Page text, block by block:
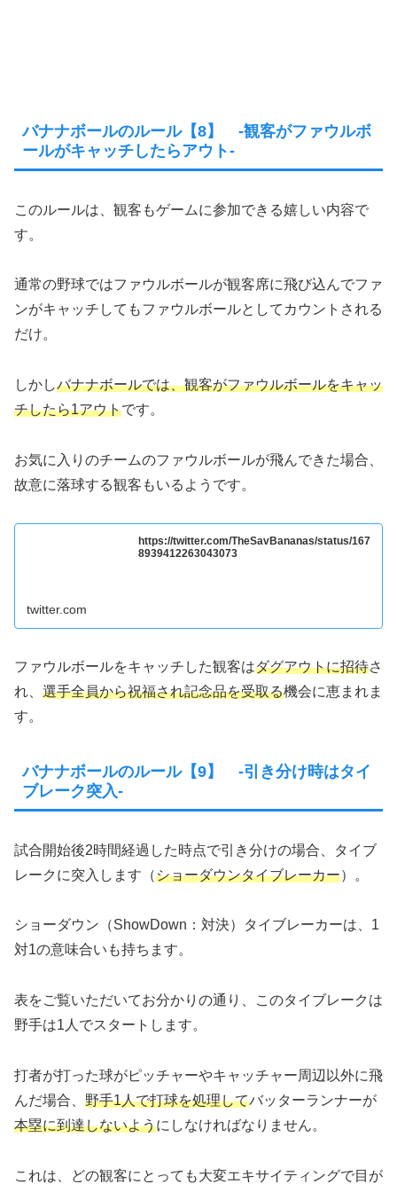
バナナボールのルール【8】 -観客がファウルボ
ールがキャッチしたらアウト-
このルールは、観客もゲームに参加できる嬉しい内容で
す。
通常の野球ではファウルボールが観客席に飛び込んでファ
ンがキャッチしてもファウルボールとしてカウントされる
だけ。
しかしバナナボールでは、観客がファウルボールをキャッ
チしたら1アウトです。
お気に入りのチームのファウルボールが飛んできた場合、
故意に落球する観客もいるようです。
https://twitter.com/TheSavBananas/status/167
8939412263043073
twitter.com
ファウルボールをキャッチした観客はダグアウトに招待さ
れ、 選手全員から祝福され記念品を受取る機会に恵まれま
す。
バナナボールのルール【9】 -引き分け時はタイ
ブレーク突入-
試合開始後2時間経過した時点で引き分けの場合、タイブ
レークに突入します（ショーダウンタイブレーカー）。
ショーダウン（ShowDown：対決）タイブレーカーは、1
対1の意味合いも持ちます。
表をご覧いただいてお分かりの通り、このタイブレークは
野手は1人でスタートします。
打者が打った球がピッチャーやキャッチャー周辺以外に飛
んだ場合、 野手1人で打球を処理してバッターランナーが
本塁に到達しないようにしなければなりません。
これは、どの観客にとっても大変エキサイティングで目が